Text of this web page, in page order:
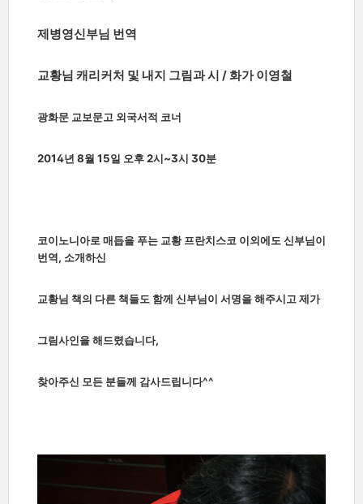
제병영신부님 번역
교황님 캐리커처 및 내지 그림과 시 / 화가 이영철
광화문 교보문고 외국서적 코너
2014년 8월 15일 오후 2시~3시 30분
코이노니아로 매듭을 푸는 교황 프란치스코 이외에도 신부님이
번역, 소개하신
교황님 책의 다른 책들도 함께 신부님이 서명을 해주시고 제가
그림사인을 해드렸습니다,
찾아주신 모든 분들께 감사드립니다^^